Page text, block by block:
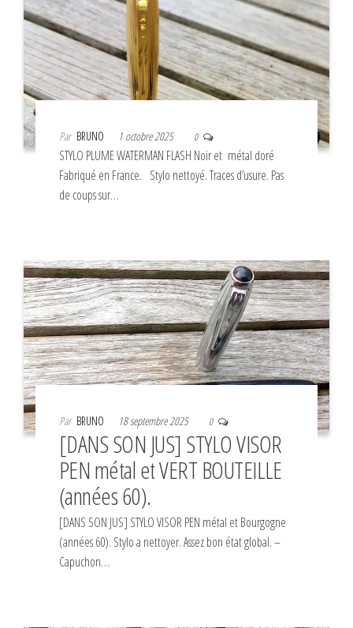
Par BRUNO 1 octobre 2025 0
STYLO PLUME WATERMAN FLASH Noir et métal doré
Fabriqué en France. Stylo nettoyé. Traces d’usure. Pas
de coups sur…
Par BRUNO 18 septembre 2025 0
[DANS SON JUS] STYLO VISOR
PEN métal et VERT BOUTEILLE
(années 60).
[DANS SON JUS] STYLO VISOR PEN métal et Bourgogne
(années 60). Stylo a nettoyer. Assez bon état global. –
Capuchon…